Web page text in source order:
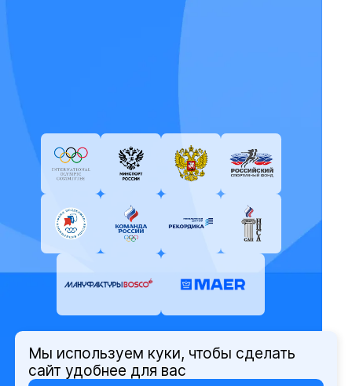
© Олимпийский комитет России,
2026
Мы используем куки, чтобы сделать
сайт удобнее для вас